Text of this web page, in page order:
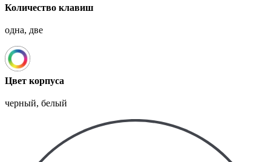
Количество клавиш
одна, две
Цвет корпуса
черный, белый